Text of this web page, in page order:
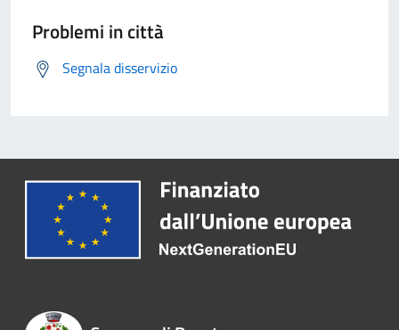
Problemi in città
Segnala disservizio